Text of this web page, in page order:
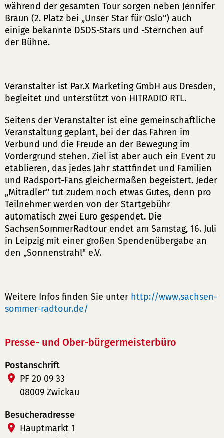
während der gesamten Tour sorgen neben Jennifer
Braun (2. Platz bei „Unser Star für Oslo") auch
einige bekannte DSDS-Stars und -Sternchen auf
der Bühne.
Veranstalter ist Par.X Marketing GmbH aus Dresden,
begleitet und unterstützt von HITRADIO RTL.
Seitens der Veranstalter ist eine gemeinschaftliche
Veranstaltung geplant, bei der das Fahren im
Verbund und die Freude an der Bewegung im
Vordergrund stehen. Ziel ist aber auch ein Event zu
etablieren, das jedes Jahr stattfindet und Familien
und Radsport-Fans gleichermaßen begeistert. Jeder
„Mitradler" tut zudem noch etwas Gutes, denn pro
Teilnehmer werden von der Startgebühr
automatisch zwei Euro gespendet. Die
SachsenSommerRadtour endet am Samstag, 16. Juli
in Leipzig mit einer großen Spendenübergabe an
den „Sonnenstrahl" e.V.
Weitere Infos finden Sie unter http://www.sachsen-
sommer-radtour.de/
Presse- und Ober-bürgermeisterbüro
Postanschrift
PF 20 09 33
08009 Zwickau
Besucheradresse
Hauptmarkt 1